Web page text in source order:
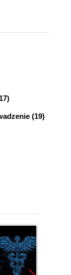
(19)
(24)
bloki
try-
wyjątki
metod